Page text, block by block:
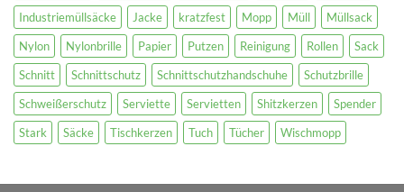
Industriemüllsäcke
Jacke kratzfest Mopp Müll
Müllsack
Nylon
Nylonbrille Papier Putzen Reinigung Rollen
Sack
Schnitt
Schnittschutz Schnittschutzhandschuhe
Schutzbrille
Schweißerschutz
Serviette Servietten Shitzkerzen
Spender
Stark
Säcke Tischkerzen Tuch Tücher Wischmopp